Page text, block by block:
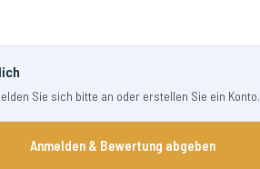
Sie sich bitte an oder erstellen Sie ein Konto.
Anmelden & Bewertung abgeben